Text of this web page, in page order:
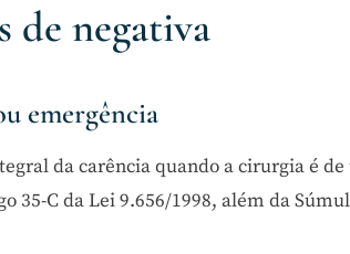
de negativa
emergência
da carência quando a cirurgia é de
35-C da Lei 9.656/1998, além da